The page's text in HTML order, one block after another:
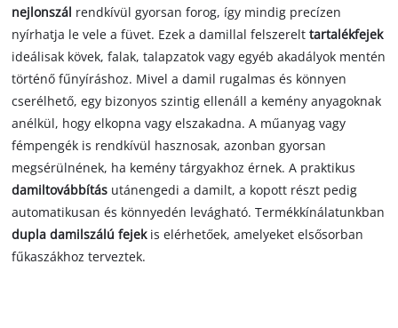
nejlonszál rendkívül gyorsan forog, így mindig precízen
nyírhatja le vele a füvet. Ezek a damillal felszerelttartalékfejek
ideálisak kövek, falak, talapzatok vagy egyéb akadályok mentén
történő fűnyíráshoz. Mivel a damil rugalmas és könnyen
cserélhető, egy bizonyos szintig ellenáll a kemény anyagoknak
anélkül, hogy elkopna vagy elszakadna. A műanyag vagy
fémpengék is rendkívül hasznosak, azonban gyorsan
megsérülnének, ha kemény tárgyakhoz érnek. A praktikus
damiltovábbítás utánengedi a damilt, a kopott részt pedig
automatikusan és könnyedén levágható. Termékkínálatunkban
dupla damilszálú fejek is elérhetőek, amelyeket elsősorban
fűkaszákhoz terveztek.